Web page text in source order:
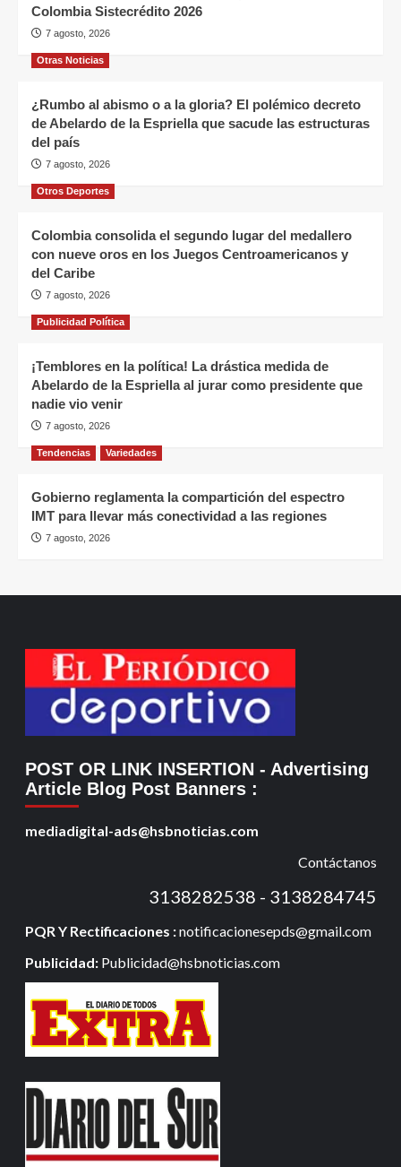
Colombia Sistecrédito 2026
7 agosto, 2026
Otras Noticias
¿Rumbo al abismo o a la gloria? El polémico decreto
de Abelardo de la Espriella que sacude las estructuras
del país
7 agosto, 2026
Otros Deportes
Colombia consolida el segundo lugar del medallero
con nueve oros en los Juegos Centroamericanos y
del Caribe
7 agosto, 2026
Publicidad Política
¡Temblores en la política! La drástica medida de
Abelardo de la Espriella al jurar como presidente que
nadie vio venir
7 agosto, 2026
Tendencias Variedades
Gobierno reglamenta la compartición del espectro
IMT para llevar más conectividad a las regiones
7 agosto, 2026
POST OR LINK INSERTION - Advertising
Article Blog Post Banners :
mediadigital-ads@hsbnoticias.com
Contáctanos
3138282538 - 3138284745
PQR Y Rectificaciones :notificacionesepds@gmail.com
Publicidad: Publicidad@hsbnoticias.com